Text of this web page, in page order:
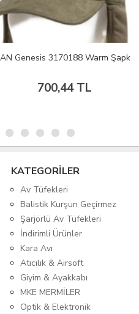
Warm Şapka Yeşil
KATEGORİLER
Av Tüfekleri
Balistik Kurşun Geçirmez
Şarjörlü Av Tüfekleri
İndirimli Ürünler
Kara Avı
Atıcılık & Airsoft
Giyim & Ayakkabı
MKE MERMİLER
Optik & Elektronik